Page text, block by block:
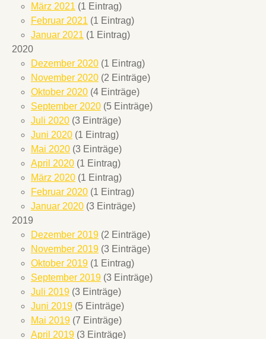
März 2021 (1 Eintrag)
Februar 2021 (1 Eintrag)
Januar 2021 (1 Eintrag)
2020
Dezember 2020 (1 Eintrag)
November 2020 (2 Einträge)
Oktober 2020 (4 Einträge)
September 2020 (5 Einträge)
Juli 2020 (3 Einträge)
Juni 2020 (1 Eintrag)
Mai 2020 (3 Einträge)
April 2020 (1 Eintrag)
März 2020 (1 Eintrag)
Februar 2020 (1 Eintrag)
Januar 2020 (3 Einträge)
2019
Dezember 2019 (2 Einträge)
November 2019 (3 Einträge)
Oktober 2019 (1 Eintrag)
September 2019 (3 Einträge)
Juli 2019 (3 Einträge)
Juni 2019 (5 Einträge)
Mai 2019 (7 Einträge)
April 2019 (3 Einträge)